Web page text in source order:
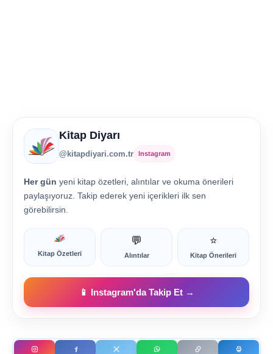
Kitap Diyarı
@kitapdiyari.com.tr Instagram
Her gün yeni kitap özetleri, alıntılar ve okuma önerileri
paylaşıyoruz. Takip ederek yeni içerikleri ilk sen
görebilirsin.
Kitap Özetleri
💬
Alıntılar
⭐
Kitap Önerileri
📱 Instagram'da Takip Et →